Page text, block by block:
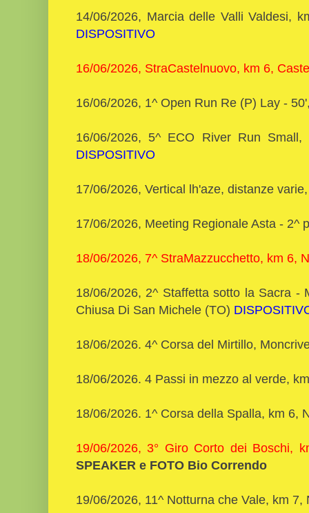
14/06/2026, Marcia delle Valli Valdesi,
DISPOSITIVO
16/06/2026, StraCastelnuovo, km 6,
16/06/2026, 1^ Open Run Re (P) Lay -
16/06/2026, 5^ ECO River Run
DISPOSITIVO
17/06/2026, Vertical lh'aze, distanze
17/06/2026, Meeting Regionale Asta - 2^
18/06/2026, 7^ StraMazzucchetto, km 6,
18/06/2026, 2^ Staffetta sotto la Sacra -
Chiusa Di San Michele (TO)
18/06/2026. 4^ Corsa del Mirtillo,
18/06/2026. 4 Passi in mezzo al verde,
18/06/2026. 1^ Corsa della Spalla, km 6,
19/06/2026, 3° Giro Corto dei Boschi,
SPEAKER e FOTO Bio Correndo
19/06/2026, 11^ Notturna che Vale, km 7,